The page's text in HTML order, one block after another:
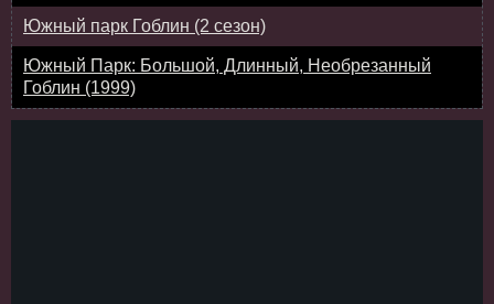
Южный парк Гоблин (2 сезон)
Южный Парк: Большой, Длинный, Необрезанный
Гоблин (1999)